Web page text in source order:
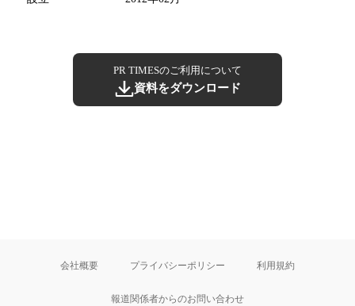
PR TIMESのご利用について
資料をダウンロード
会社概要 プライバシーポリシー 利用規約
報道関係者からのお問い合わせ